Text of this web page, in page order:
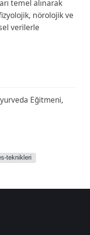
temel alınarak
nörolojik ve
verilerle
Eğitmeni,
teknikleri